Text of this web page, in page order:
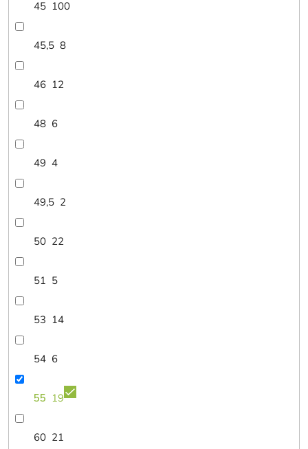
45 100
45,5 8
46 12
48 6
49 4
49,5 2
50 22
51 5
53 14
54 6
55 19
60 21